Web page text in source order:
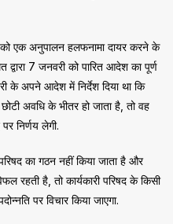
एक अनुपालन हलफनामा दायर करने के
द्वारा 7 जनवरी को पारित आदेश का पूर्ण
के अपने आदेश में निर्देश दिया था कि
अवधि के भीतर हो जाता है, तो वह
पर निर्णय लेगी.
का गठन नहीं किया जाता है और
रहती है, तो कार्यकारी परिषद के किसी
पर विचार किया जाएगा.